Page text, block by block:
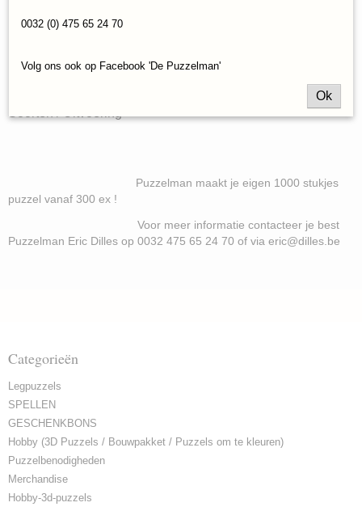
Puzzelman maakt je eigen 1000 stukjes
puzzel vanaf 300 ex !
Voor meer informatie contacteer je best
Puzzelman Eric Dilles op 0032 475 65 24 70 of via eric@dilles.be
Categorieën
Legpuzzels
SPELLEN
GESCHENKBONS
Hobby (3D Puzzels / Bouwpakket / Puzzels om te kleuren)
Puzzelbenodigheden
Merchandise
Hobby-3d-puzzels
0032 (0) 475 65 24 70
Volg ons ook op Facebook 'De Puzzelman'
Ok